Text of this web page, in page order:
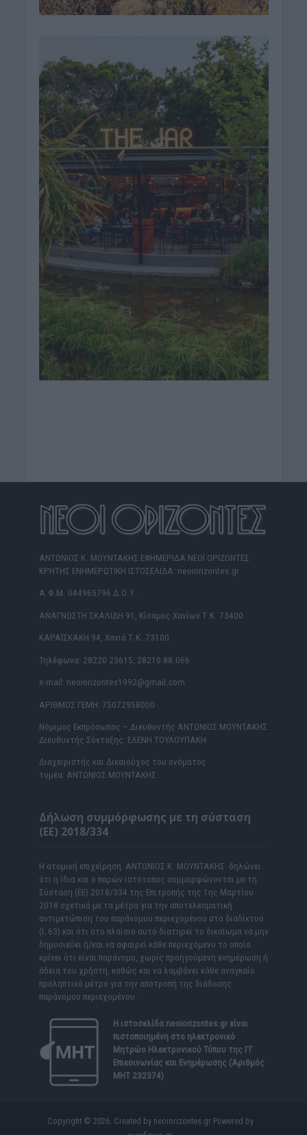
ΑΝΤΩΝΙΟΣ Κ. ΜΟΥΝΤΑΚΗΣ ΕΦΗΜΕΡΙΔΑ ΝΕΟΙ ΟΡΙΖΟΝΤΕΣ
ΚΡΗΤΗΣ ΕΝΗΜΕΡΩΤΙΚΗ ΙΣΤΟΣΕΛΙΔΑ: neoiorizontes.gr
Α.Φ.Μ. 044965796 Δ.Ο.Υ.
ΑΝΑΓΝΩΣΤΗ ΣΚΑΛΙΔΗ 91, Κίσαμος Χανίων Τ.Κ. 73400
ΚΑΡΑΪΣΚΑΚΗ 94, Χανιά Τ.Κ. 73100
Τηλέφωνα: 28220 23615, 28210 88.066
e-mail: neoiorizontes1992@gmail.com
ΑΡΙΘΜΟΣ ΓΕΜΗ: 75072958000
Νόμιμος Εκπρόσωπος – Διευθυντής ΑΝΤΩΝΙΟΣ ΜΟΥΝΤΑΚΗΣ
Διευθυντής Σύνταξης: ΕΛΕΝΗ ΤΟΥΛΟΥΠΑΚΗ
Διαχειριστής και Δικαιούχος του ονόματος
τομέα: ΑΝΤΩΝΙΟΣ ΜΟΥΝΤΑΚΗΣ
Δήλωση συμμόρφωσης με τη σύσταση
(ΕΕ) 2018/334
Η ατομική επιχείρηση ΑΝΤΩΝΙΟΣ Κ. ΜΟΥΝΤΑΚΗΣ δηλώνει
ότι η ίδια και ο παρών ιστότοπος συμμορφώνονται με τη
Σύσταση (ΕΕ) 2018/334 της Επιτροπής της 1ης Μαρτίου
2018 σχετικά με τα μέτρα για την αποτελεσματική
αντιμετώπιση του παράνομου περιεχομένου στο διαδίκτυο
(L 63) και ότι στο πλαίσιο αυτό διατηρεί το δικαίωμα να μην
δημοσιεύει ή/και να αφαιρεί κάθε περιεχόμενο το οποίο
κρίνει ότι είναι παράνομο, χωρίς προηγούμενη ενημέρωση ή
άδεια του χρήστη, καθώς και να λαμβάνει κάθε αναγκαίο
προληπτικό μέτρο για την αποτροπή της διάδοσης
παράνομου περιεχομένου.
Η ιστοσελίδα neoiorizontes.grείναι
πιστοποιημένη στο ηλεκτρονικό
Μητρώο Ηλεκτρονικού Τύπου της ΓΓ
Επικοινωνίας και Ενημέρωσης (Αριθμός
ΜΗΤ 232374)
Copyright © 2026. Created by neoiorizontes.gr Powered by